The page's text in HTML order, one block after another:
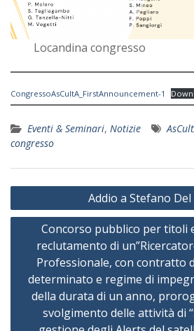
Locandina congresso
CongressoAsCultA_FirstAnnouncement-1
Eventi & Seminari, Notizie
congresso
Navigazione
articoli
Addio a Stefano
Concorso pubblico per titoli
reclutamento di
Professionale, con contratto
determinato e regime di
della durata di un anno,
svolgimento delle attività di